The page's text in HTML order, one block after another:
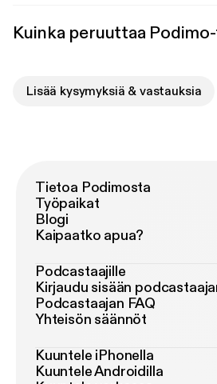
Kuinka peruuttaa
Lisää kysymyksiä & vastauksia
Tietoa Podimosta
Työpaikat
Blogi
Kaipaatko apua?
Podcastaajille
Kirjaudu sisään
Podcastaajan FAQ
Yhteisön säännöt
Kuuntele iPhonella
Kuuntele Androidilla